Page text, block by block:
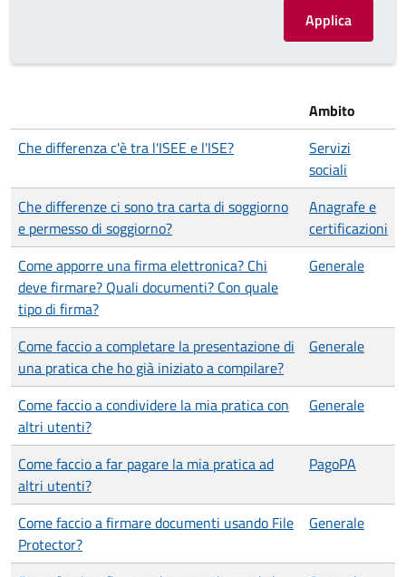
Ambito
Che differenza c'è tra l'ISEE e l'ISE?
Servizi
sociali
Che differenze ci sono tra carta di soggiorno
e permesso di soggiorno?
Anagrafe e
certificazioni
Come apporre una firma elettronica? Chi
deve firmare? Quali documenti? Con quale
tipo di firma?
Generale
Come faccio a completare la presentazione di
una pratica che ho già iniziato a compilare?
Generale
Come faccio a condividere la mia pratica con
altri utenti?
Generale
Come faccio a far pagare la mia pratica ad
altri utenti?
PagoPA
Come faccio a firmare documenti usando File
Protector?
Generale